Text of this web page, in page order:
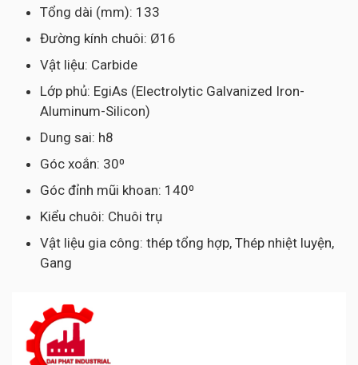
Tổng dài (mm): 133
Đường kính chuôi: Ø16
Vật liệu: Carbide
Lớp phủ: EgiAs (Electrolytic Galvanized Iron-
Aluminum-Silicon)
Dung sai: h8
Góc xoắn: 30⁰
Góc đỉnh mũi khoan: 140⁰
Kiểu chuôi: Chuôi trụ
Vật liệu gia công: thép tổng hợp, Thép nhiệt luyện,
Gang